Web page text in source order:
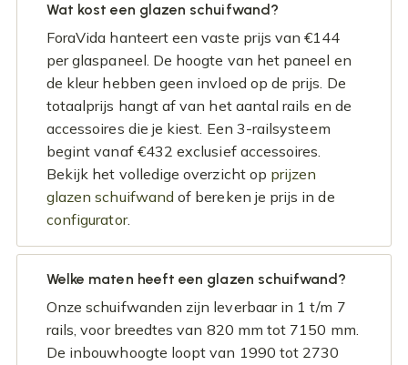
Wat kost een glazen schuifwand?
ForaVida hanteert een vaste prijs van €144
per glaspaneel. De hoogte van het paneel en
de kleur hebben geen invloed op de prijs. De
totaalprijs hangt af van het aantal rails en de
accessoires die je kiest. Een 3-railsysteem
begint vanaf €432 exclusief accessoires.
Bekijk het volledige overzicht op prijzen
glazen schuifwand of bereken je prijs in de
configurator.
Welke maten heeft een glazen schuifwand?
Onze schuifwanden zijn leverbaar in 1 t/m 7
rails, voor breedtes van 820 mm tot 7150 mm.
De inbouwhoogte loopt van 1990 tot 2730